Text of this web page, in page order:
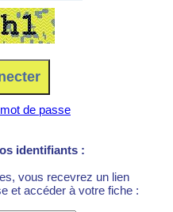
de passe
identifiants :
vous recevrez un lien
et accéder à votre fiche :